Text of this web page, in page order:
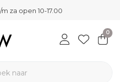
za open 10-17.00
0